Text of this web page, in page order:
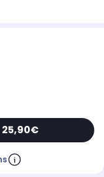
25,90€